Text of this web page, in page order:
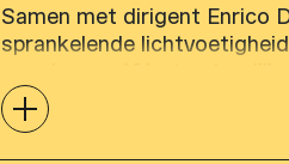
Samen met dirigent Enrico
sprankelende
Deze komedie met muziek
dramatisch als